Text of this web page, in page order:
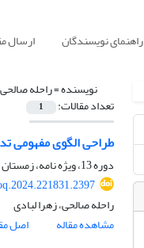
راهنمای نویسندگان ارسال
نویسنده =راحله صالحی
تعداد مقالات: 1
طراحی الگوی مفهومی
دوره 13، ویژه نامه، زمستان 1402، صفحه
راحله صالحی، زهرا لبادی
مشاهده مقاله
اصل